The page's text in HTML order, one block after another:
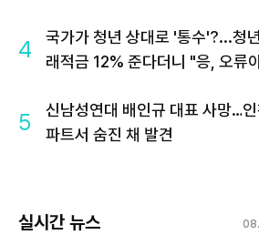
4
국가가 청년 상대로 '통수'?...청년
래적금 12% 준다더니 "응, 오류
5
신남성연대 배인규 대표 사망…
파트서 숨진 채 발견
실시간 뉴스